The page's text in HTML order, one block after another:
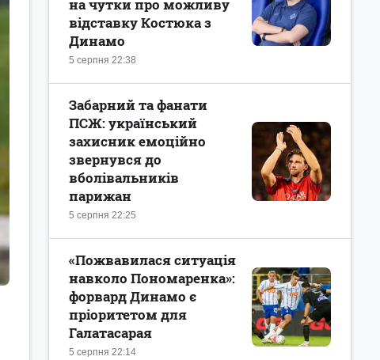
5 серпня 22:38
на чутки про можливу
відставку Костюка з
Динамо
5 серпня 22:25
Забарний та фанати
ПСЖ: український
захисник емоційно
звернувся до
вболівальників
парижан
5 серпня 22:14
«Пожвавилася ситуація
навколо Пономаренка»:
форвард Динамо є
пріоритетом для
Галатасарая